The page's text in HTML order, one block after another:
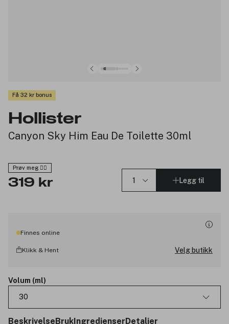
Få 32 kr bonus
Hollister
Canyon Sky Him Eau De Toilette 30ml
Prøv meg 🙋‍♀️
319 kr Legg til
Finnes online
Klikk & Hent Velg butikk
Volum (ml)
30
BeskrivelseBrukIngredienserDetaljer